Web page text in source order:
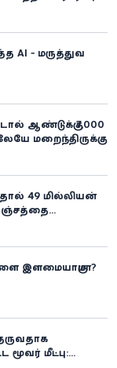
AI - மருத்துவ
ஆண்டுக்கு 7,000
மறைந்திருக்கும்
49 மில்லியன்
இளமையாகுமா?
மூவர் மீட்பு: